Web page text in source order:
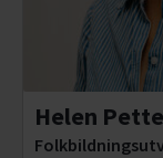
Helen